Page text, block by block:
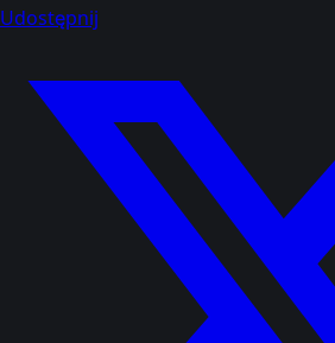
Udostępnij